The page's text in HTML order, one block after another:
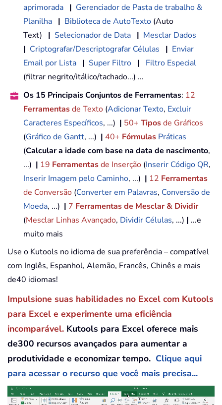
aprimorada | Gerenciador de Pasta de trabalho &
Planilha | Biblioteca de AutoTexto (Auto
Text) | Selecionador de Data | Mesclar Dados
| Criptografar/Descriptografar Células | Enviar
Email por Lista | Super Filtro |
Filtro Especial
(filtrar negrito/itálico/tachado...) ...
Os 15 Principais Conjuntos de Ferramentas: 12
Ferramentasde Texto (Adicionar Texto, Excluir
Caracteres Específicos, ...) | 50+ Tiposde Gráficos
(Gráfico de Gantt, ...) | 40+ Fórmulas Práticas
(Calcular a idade com base na data de nascimento,
...) | 19 Ferramentasde Inserção (Inserir Código QR,
Inserir Imagem pelo Caminho, ...) | 12 Ferramentas
de Conversão (Converter em Palavras, Conversão de
Moeda, ...) | 7 Ferramentas de Mesclar & Dividir
(Mesclar Linhas Avançado, Dividir Células, ...) | ...e
muito mais
Use o Kutools no idioma de sua preferência – compatível
com Inglês, Espanhol, Alemão, Francês, Chinês e mais
de40 idiomas!
Impulsione suas habilidades no Excel com Kutools
para Excel e experimente uma eficiência
incomparável. Kutools para Excel oferece mais
de300 recursos avançados para aumentar a
produtividade e economizar tempo. Clique aqui
para acessar o recurso que você mais precisa...